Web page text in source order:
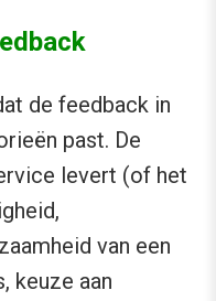
de feedback in
past. De
levert (of het
van een
keuze aan